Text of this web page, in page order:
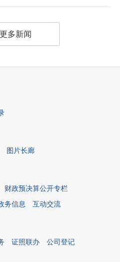
多新闻
图片长廊
财政预决算公开专栏
务信息 互动交流
证照联办
公司登记